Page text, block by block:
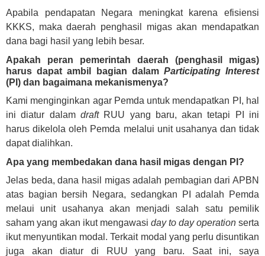
Apabila pendapatan Negara meningkat karena efisiensi
KKKS, maka daerah penghasil migas akan mendapatkan
dana bagi hasil yang lebih besar.
Apakah peran pemerintah daerah (penghasil migas)
harus dapat ambil bagian dalam Participating Interest
(PI) dan bagaimana mekanismenya?
Kami menginginkan agar Pemda untuk mendapatkan PI, hal
ini diatur dalam draftRUU yang baru, akan tetapi PI ini
harus dikelola oleh Pemda melalui unit usahanya dan tidak
dapat dialihkan.
Apa yang membedakan dana hasil migas dengan PI?
Jelas beda, dana hasil migas adalah pembagian dari APBN
atas bagian bersih Negara, sedangkan PI adalah Pemda
melaui unit usahanya akan menjadi salah satu pemilik
saham yang akan ikut mengawasi day to day operation serta
ikut menyuntikan modal. Terkait modal yang perlu disuntikan
juga akan diatur di RUU yang baru. Saat ini, saya